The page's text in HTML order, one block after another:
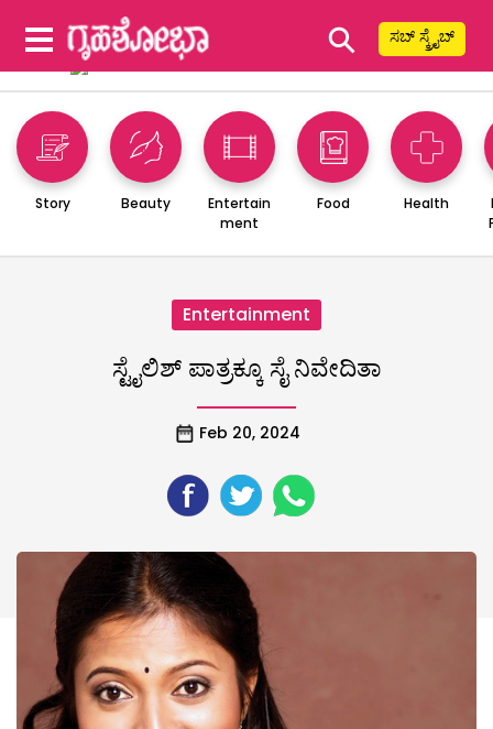
⚲ ಸಬ್ ಸ್ಕ್ರೈಬ್
Story Beauty
Entertain
ment
Food Health
Entertainment
ಸ್ಟೈಲಿಶ್ ಪಾತ್ರಕ್ಕೂ ಸೈ ನಿವೇದಿತಾ
Feb 20, 2024